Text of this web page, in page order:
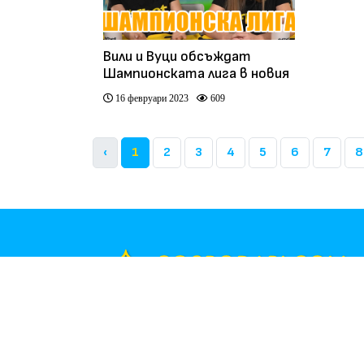
Вили и Вуци обсъждат
Шампионската лига в новия
епизод на "Русият Мондиал"
(видео)
16 февруари 2023 609
‹ 1 2 3 4 5 6 7 8